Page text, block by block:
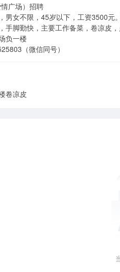
广场）招聘
男女不限，45岁以下，工资3500元
手脚勤快，主要工作备菜，卷凉皮，
负一楼
（微信同号）
卷凉皮